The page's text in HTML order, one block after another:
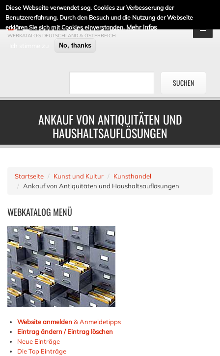
Diese Webseite verwendet sog. Cookies zur Verbesserung der
Benutzererfahrung. Durch den Besuch und die Nutzung der Webseite
erklären Sie sich mit Cookies einverstanden. Mehr Infos
No, thanks
DE-LINKLISTE.DE
WEBKATALOG DEUTSCHLAND & ÖSTERREICH
ANKAUF VON ANTIQUITÄTEN UND
HAUSHALTSAUFLÖSUNGEN
Startseite Kunst und Kultur
Kunsthandel
Ankauf von Antiquitäten und Haushaltsauflösungen
WEBKATALOG MENÜ
Website anmelden& Anmeldetipps
Eintrag ändern / Eintrag löschen
Neue Einträge
Die Top Einträge